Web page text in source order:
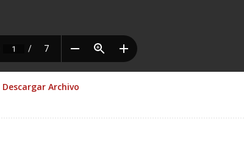
Descargar Archivo